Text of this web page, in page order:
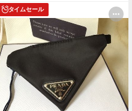
タイムセール